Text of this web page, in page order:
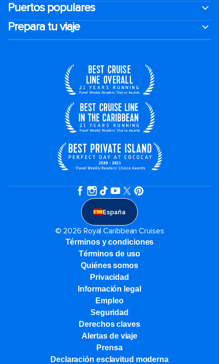
Puertos populares
Prepara tu viaje
España
© 2026 Royal Caribbean Cruises
Términos y condiciones
Términos de uso
Quiénes somos
Privacidad
Información legal
Empleo
Seguridad
Derechos claves
Alertas de viaje
Prensa
Declaración esclavitud moderna